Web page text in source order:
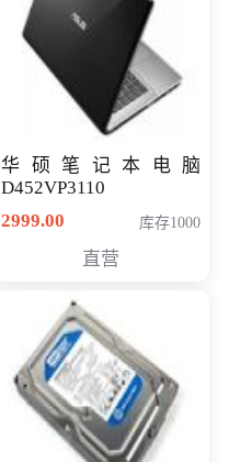
华硕笔记本电脑
D452VP3110
2999.00
库存1000
直营